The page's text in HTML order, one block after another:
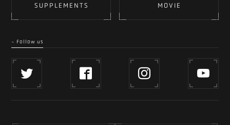
SUPPLEMENTS MOVIE
- Follow us